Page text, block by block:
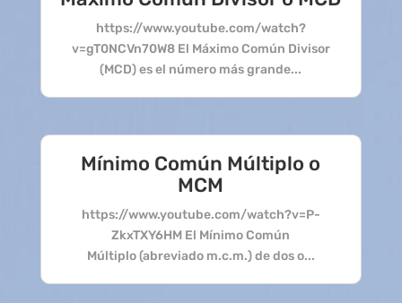
https://www.youtube.com/watch?
v=gT0NCVn70W8 El Máximo Común Divisor
(MCD) es el número más grande...
Mínimo Común Múltiplo o
MCM
https://www.youtube.com/watch?v=P-
ZkxTXY6HM El Mínimo Común
Múltiplo (abreviado m.c.m.) de dos o...